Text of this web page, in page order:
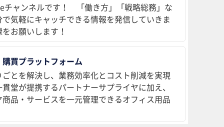
チャンネルです！ 「働き方」「戦略総務」な
気軽にキャッチできる情報を発信していきま
お願いします！
買プラットフォーム
とを解決し、業務効率化とコスト削減を実現
堂が提携するパートナーサプライヤに加え、
品・サービスを一元管理できるオフィス用品